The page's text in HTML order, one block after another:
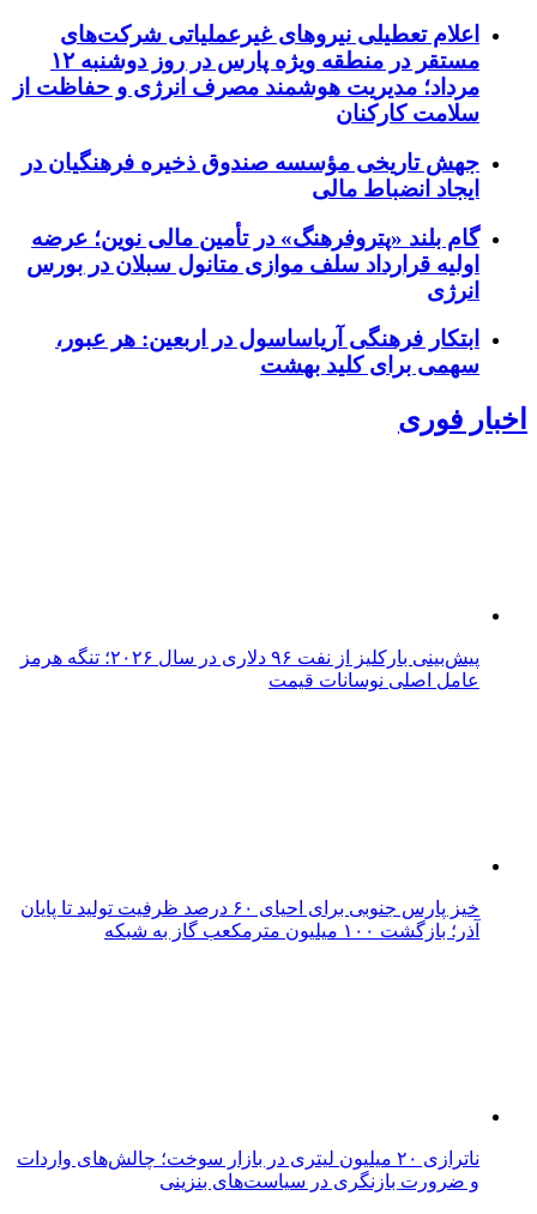
اعلام تعطیلی نیروهای غیرعملیاتی شرکت‌های
مستقر در منطقه ویژه پارس در روز دوشنبه ۱۲
مرداد؛ مدیریت هوشمند مصرف انرژی و حفاظت از
سلامت کارکنان
جهش تاریخی مؤسسه صندوق ذخیره فرهنگیان در
ایجاد انضباط مالی
گام بلند «پتروفرهنگ» در تأمین مالی نوین؛ عرضه
اولیه قرارداد سلف موازی متانول سبلان در بورس
انرژی
ابتکار فرهنگی آریاساسول در اربعین: هر عبور،
سهمی برای کلید بهشت
اخبار فوری
پیش‌بینی بارکلیز از نفت ۹۶ دلاری در سال ۲۰۲۶؛ تنگه هرمز
عامل اصلی نوسانات قیمت
خیز پارس جنوبی برای احیای ۶۰ درصد ظرفیت تولید تا پایان
آذر؛ بازگشت ۱۰۰ میلیون مترمکعب گاز به شبکه
ناترازی ۲۰ میلیون لیتری در بازار سوخت؛ چالش‌های واردات
و ضرورت بازنگری در سیاست‌های بنزینی